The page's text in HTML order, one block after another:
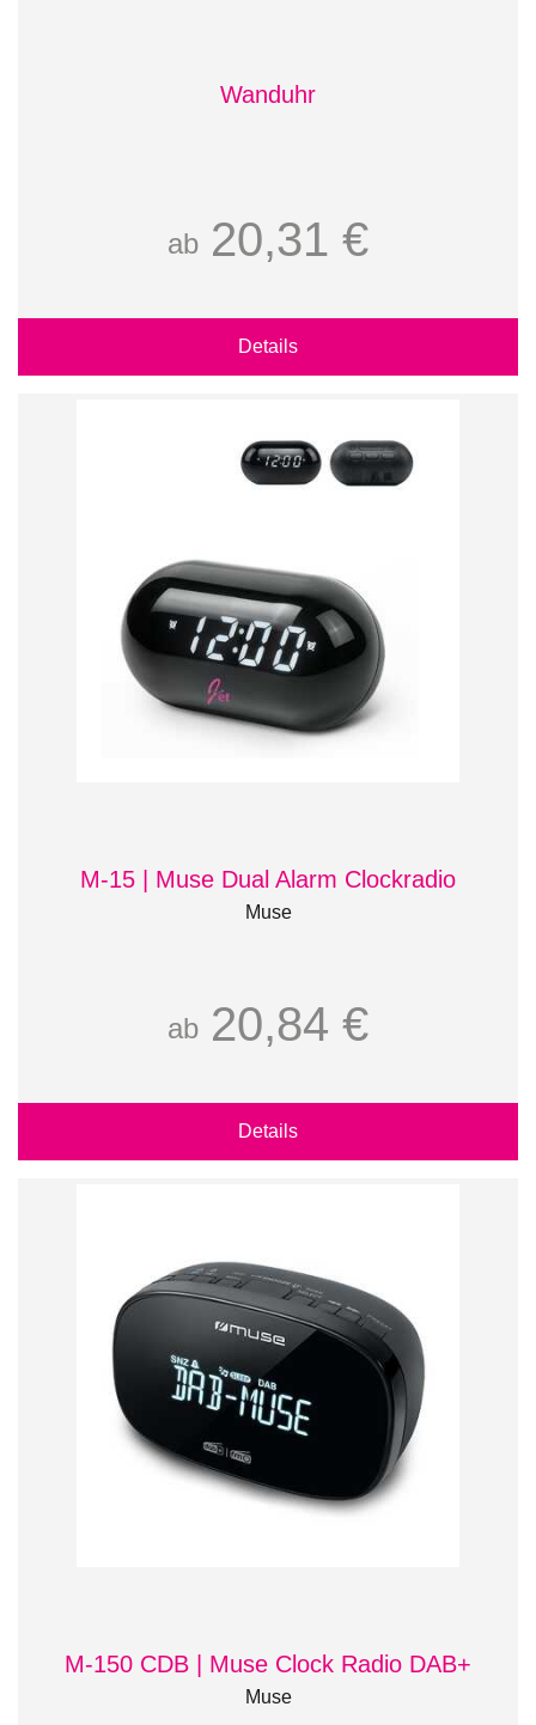
Wanduhr
ab 20,31 €
Details
M-15 | Muse Dual Alarm Clockradio
Muse
ab 20,84 €
Details
M-150 CDB | Muse Clock Radio DAB+
Muse